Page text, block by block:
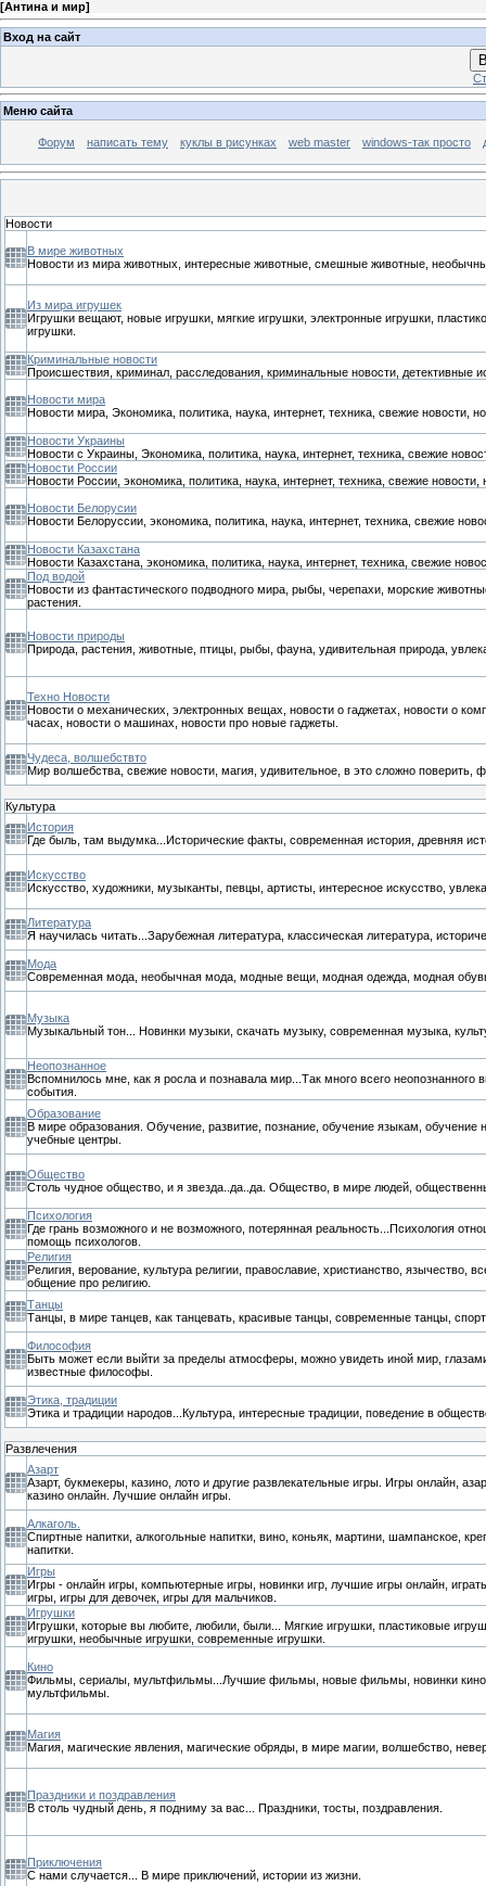
[Антина и мир]
Вход на сайт
Меню сайта
Форум написать тему куклы в рисунках web master windows-так просто
Новости
В мире животных
Новости из мира животных, интересные животные, смешные животные,
Из мира игрушек
Игрушки вещают, новые игрушки, мягкие игрушки, электронные игрушки,
игрушки.
Криминальные новости
Происшествия, криминал, расследования, криминальные новости, детективные
Новости мира
Новости мира, Экономика, политика, наука, интернет, техника, свежие новости,
Новости Украины
Новости с Украины, Экономика, политика, наука, интернет, техника, свежие
Новости России
Новости России, экономика, политика, наука, интернет, техника, свежие
Новости Белорусии
Новости Белоруссии, экономика, политика, наука, интернет, техника, свежие
Новости Казахстана
Новости Казахстана, экономика, политика, наука, интернет, техника, свежие
Под водой
Новости из фантастического подводного мира, рыбы, черепахи, морские
растения.
Новости природы
Природа, растения, животные, птицы, рыбы, фауна, удивительная природа,
Техно Новости
Новости о механических, электронных вещах, новости о гаджетах, новости о
часах, новости о машинах, новости про новые гаджеты.
Чудеса, волшебствто
Мир волшебства, свежие новости, магия, удивительное, в это сложно
Культура
История
Где быль, там выдумка...Исторические факты, современная история, древняя
Искусство
Искусство, художники, музыканты, певцы, артисты, интересное искусство,
Литература
Я научилась читать...Зарубежная литература, классическая литература,
Мода
Современная мода, необычная мода, модные вещи, модная одежда, модная
Музыка
Музыкальный тон... Новинки музыки, скачать музыку, современная музыка,
Неопознанное
Вспомнилось мне, как я росла и познавала мир...Так много всего
события.
Образование
В мире образования. Обучение, развитие, познание, обучение языкам, обучение
учебные центры.
Общество
Столь чудное общество, и я звезда..да..да. Общество, в мире людей,
Психология
Где грань возможного и не возможного, потерянная реальность...Психология
помощь психологов.
Религия
Религия, верование, культура религии, православие, христианство, язычество,
общение про религию.
Танцы
Танцы, в мире танцев, как танцевать, красивые танцы, современные танцы,
Философия
Быть может если выйти за пределы атмосферы, можно увидеть иной мир,
известные философы.
Этика, традиции
Этика и традиции народов...Культура, интересные традиции, поведение в
Развлечения
Азарт
Азарт, букмекеры, казино, лото и другие развлекательные игры. Игры онлайн,
казино онлайн. Лучшие онлайн игры.
Алкаголь.
Спиртные напитки, алкогольные напитки, вино, коньяк, мартини, шампанское,
напитки.
Игры
Игры - онлайн игры, компьютерные игры, новинки игр, лучшие игры онлайн,
игры, игры для девочек, игры для мальчиков.
Игрушки
Игрушки, которые вы любите, любили, были... Мягкие игрушки, пластиковые
игрушки, необычные игрушки, современные игрушки.
Кино
Фильмы, сериалы, мультфильмы...Лучшие фильмы, новые фильмы, новинки
мультфильмы.
Магия
Магия, магические явления, магические обряды, в мире магии, волшебство,
Праздники и поздравления
В столь чудный день, я подниму за вас... Праздники, тосты, поздравления.
Приключения
С нами случается... В мире приключений, истории из жизни.